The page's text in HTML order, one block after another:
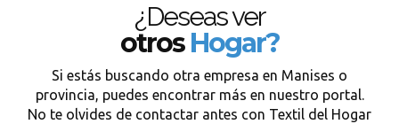
¿Deseas ver
otrosHogar?
Si estás buscando otra empresa en Manises o
provincia, puedes encontrar más en nuestro portal.
No te olvides de contactar antes con Textil del Hogar